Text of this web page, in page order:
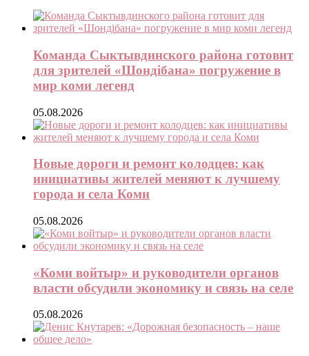
Команда Сыктывдинского района готовит
для зрителей «Шондібана» погружение в
мир коми легенд
05.08.2026
Новые дороги и ремонт колодцев: как
инициативы жителей меняют к лучшему
города и села Коми
05.08.2026
«Коми войтыр» и руководители органов
власти обсудили экономику и связь на селе
05.08.2026